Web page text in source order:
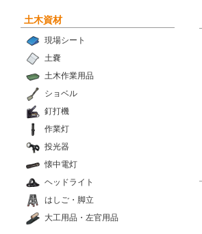
土木資材
現場シート
土嚢
土木作業用品
ショベル
釘打機
作業灯
投光器
懐中電灯
ヘッドライト
はしご・脚立
大工用品・左官用品